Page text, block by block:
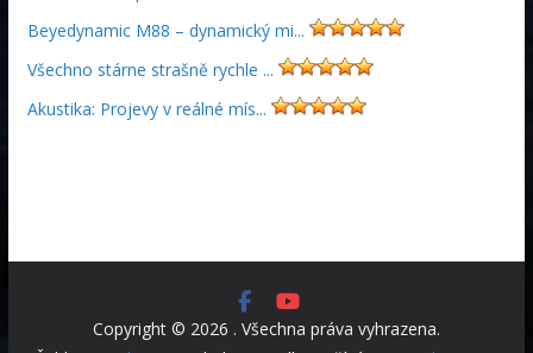
Beyedynamic M88 – dynamický mi...
Všechno stárne strašně rychle ...
Akustika: Projevy v reálné mís...
Copyright © 2026 . Všechna práva vyhrazena.